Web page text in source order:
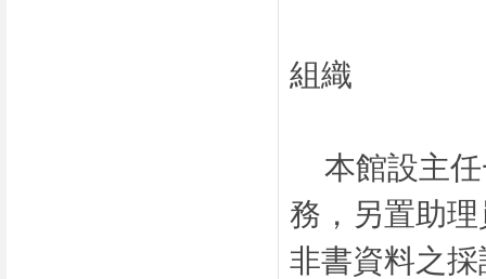
組織
本館設主任
務，另置助
非書資料之